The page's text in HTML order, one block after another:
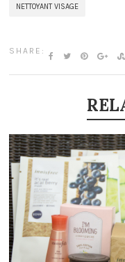
NETTOYANT VISAGE
SHARE: